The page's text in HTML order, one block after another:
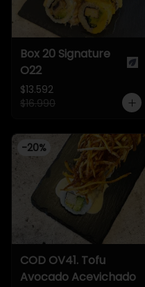
Box 20 Signature
O22
$13.592
$16.990
-20%
COD OV41. Tofu
Avocado Acevichado